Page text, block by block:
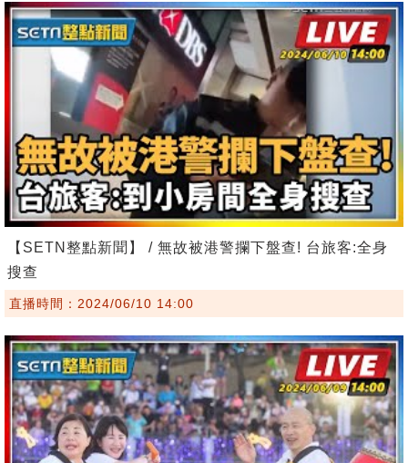
【SETN整點新聞】 / 無故被港警攔下盤查! 台旅客:全身
搜查
直播時間：2024/06/10 14:00